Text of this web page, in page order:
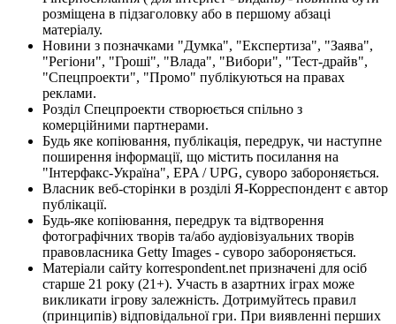
розміщена в підзаголовку або в першому абзаці
матеріалу.
Новини з позначками "Думка", "Експертиза", "Заява",
"Регіони", "Гроші", "Влада", "Вибори", "Тест-драйв",
"Спецпроекти", "Промо" публікуються на правах
реклами.
Розділ Спецпроекти створюється спільно з
комерційними партнерами.
Будь яке копіювання, публікація, передрук, чи наступне
поширення інформації, що містить посилання на
"Інтерфакс-Україна", EPA / UPG, суворо забороняється.
Власник веб-сторінки в розділі Я-Корреспондент є автор
публікації.
Будь-яке копіювання, передрук та відтворення
фотографічних творів та/або аудіовізуальних творів
правовласника Getty Images - суворо забороняється.
Матеріали сайту korrespondent.net призначені для осіб
старше 21 року (21+). Участь в азартних іграх може
викликати ігрову залежність. Дотримуйтесь правил
(принципів) відповідальної гри. При виявленні перших